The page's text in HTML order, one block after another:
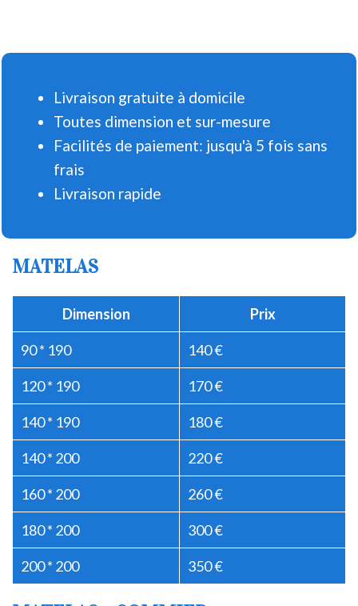
Livraison gratuite à domicile
Toutes dimension et sur-mesure
Facilités de paiement: jusqu'à 5 fois sans
frais
Livraison rapide
MATELAS
Dimension Prix
90 * 190 140 €
120 * 190 170 €
140 * 190 180 €
140 * 200 220 €
160 * 200 260 €
180 * 200 300 €
200 * 200 350 €